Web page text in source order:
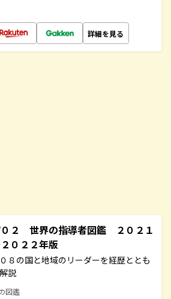
詳細を見る
２ 世界の指導者図鑑 ２０２１
０２２年版
８の国と地域のリーダーを経歴ととも
説
図鑑